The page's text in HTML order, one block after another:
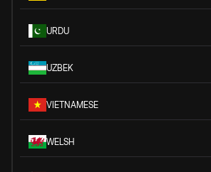
URDU
UZBEK
VIETNAMESE
WELSH